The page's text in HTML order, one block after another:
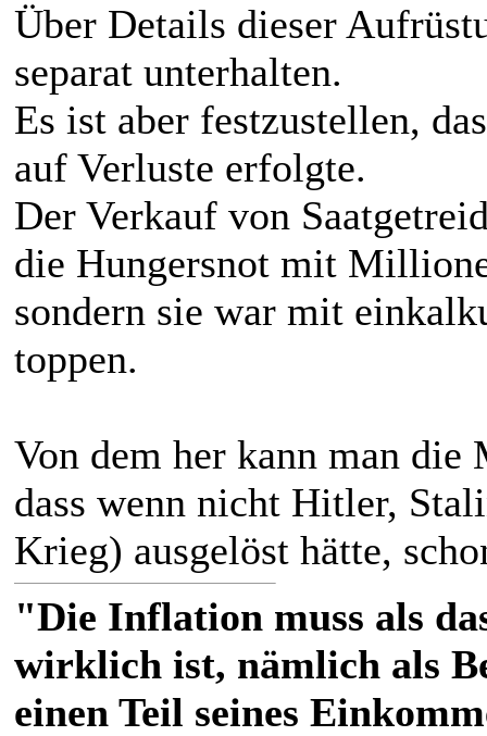
Über Details dieser
separat unterhalten.
Es ist aber festzustellen,
auf Verluste erfolgte.
Der Verkauf von
die Hungersnot mit
sondern sie war mit
toppen.
Von dem her kann man
dass wenn nicht Hitler,
Krieg) ausgelöst hätte,
"Die Inflation muss als
wirklich ist, nämlich als
einen Teil seines